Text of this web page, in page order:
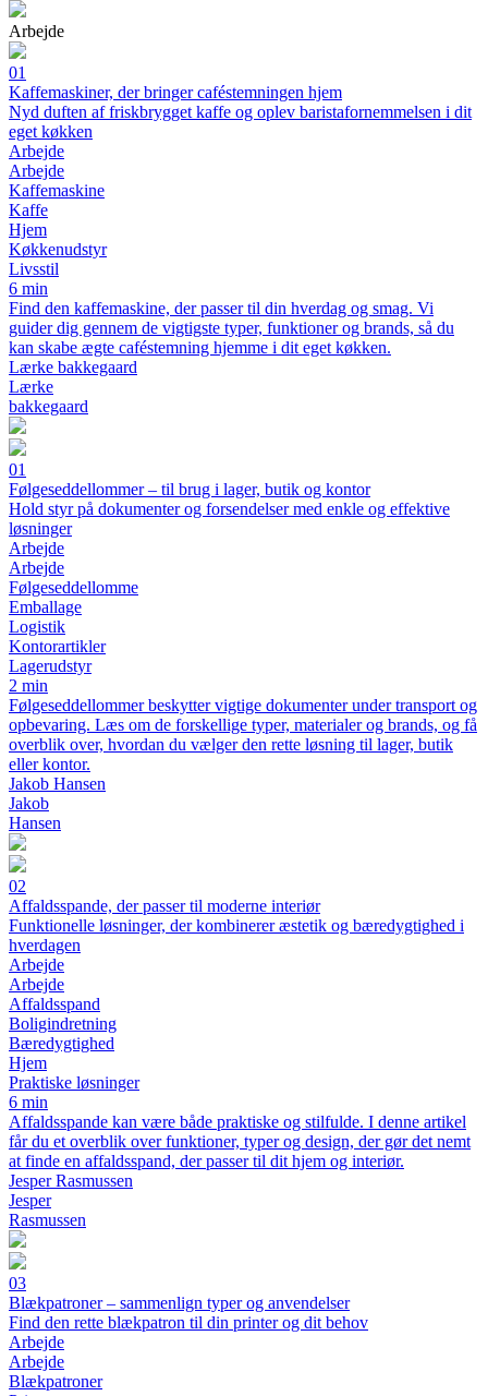
Arbejde
01
Kaffemaskiner, der bringer caféstemningen hjem
Nyd duften af friskbrygget kaffe og oplev baristafornemmelsen i dit
eget køkken
Arbejde
Arbejde
Kaffemaskine
Kaffe
Hjem
Køkkenudstyr
Livsstil
6 min
Find den kaffemaskine, der passer til din hverdag og smag. Vi
guider dig gennem de vigtigste typer, funktioner og brands, så du
kan skabe ægte caféstemning hjemme i dit eget køkken.
Lærke bakkegaard
Lærke
bakkegaard
01
Følgeseddellommer – til brug i lager, butik og kontor
Hold styr på dokumenter og forsendelser med enkle og effektive
løsninger
Arbejde
Arbejde
Følgeseddellomme
Emballage
Logistik
Kontorartikler
Lagerudstyr
2 min
Følgeseddellommer beskytter vigtige dokumenter under transport og
opbevaring. Læs om de forskellige typer, materialer og brands, og få
overblik over, hvordan du vælger den rette løsning til lager, butik
eller kontor.
Jakob Hansen
Jakob
Hansen
02
Affaldsspande, der passer til moderne interiør
Funktionelle løsninger, der kombinerer æstetik og bæredygtighed i
hverdagen
Arbejde
Arbejde
Affaldsspand
Boligindretning
Bæredygtighed
Hjem
Praktiske løsninger
6 min
Affaldsspande kan være både praktiske og stilfulde. I denne artikel
får du et overblik over funktioner, typer og design, der gør det nemt
at finde en affaldsspand, der passer til dit hjem og interiør.
Jesper Rasmussen
Jesper
Rasmussen
03
Blækpatroner – sammenlign typer og anvendelser
Find den rette blækpatron til din printer og dit behov
Arbejde
Arbejde
Blækpatroner